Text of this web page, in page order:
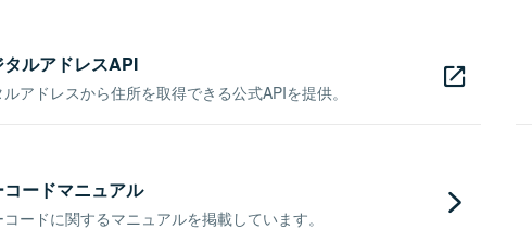
ルアドレスAPI
アドレスから住所を取得できる公式APIを提供。
ードマニュアル
ードに関するマニュアルを掲載しています。